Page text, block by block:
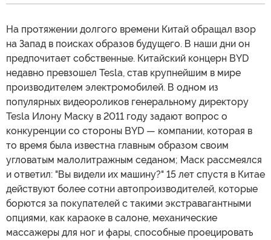
На протяжении долгого времени Китай обращал взор
на Запад в поисках образов будущего. В наши дни он
предпочитает собственные. Китайский концерн BYD
недавно превзошел Tesla, став крупнейшим в мире
производителем электромобилей. В одном из
популярных видеороликов генеральному директору
Tesla Илону Маску в 2011 году задают вопрос о
конкуренции со стороны BYD — компании, которая в
то время была известна главным образом своим
угловатым малолитражным седаном; Маск рассмеялся
и ответил: "Вы видели их машину?" 15 лет спустя в Китае
действуют более сотни автопроизводителей, которые
борются за покупателей с такими экстравагантными
опциями, как караоке в салоне, механические
массажеры для ног и фары, способные проецировать